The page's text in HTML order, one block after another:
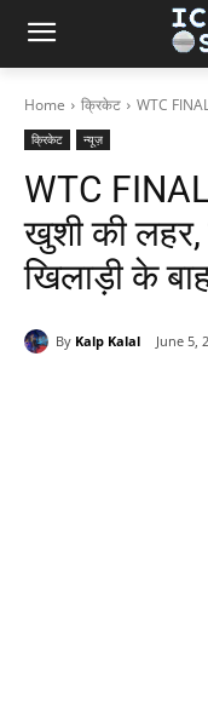
Home क्रिकेट WTC
क्रिकेट न्यूज़
WTC
खुशी की
खिलाड़ी के
By Kalp Kalal June 5,